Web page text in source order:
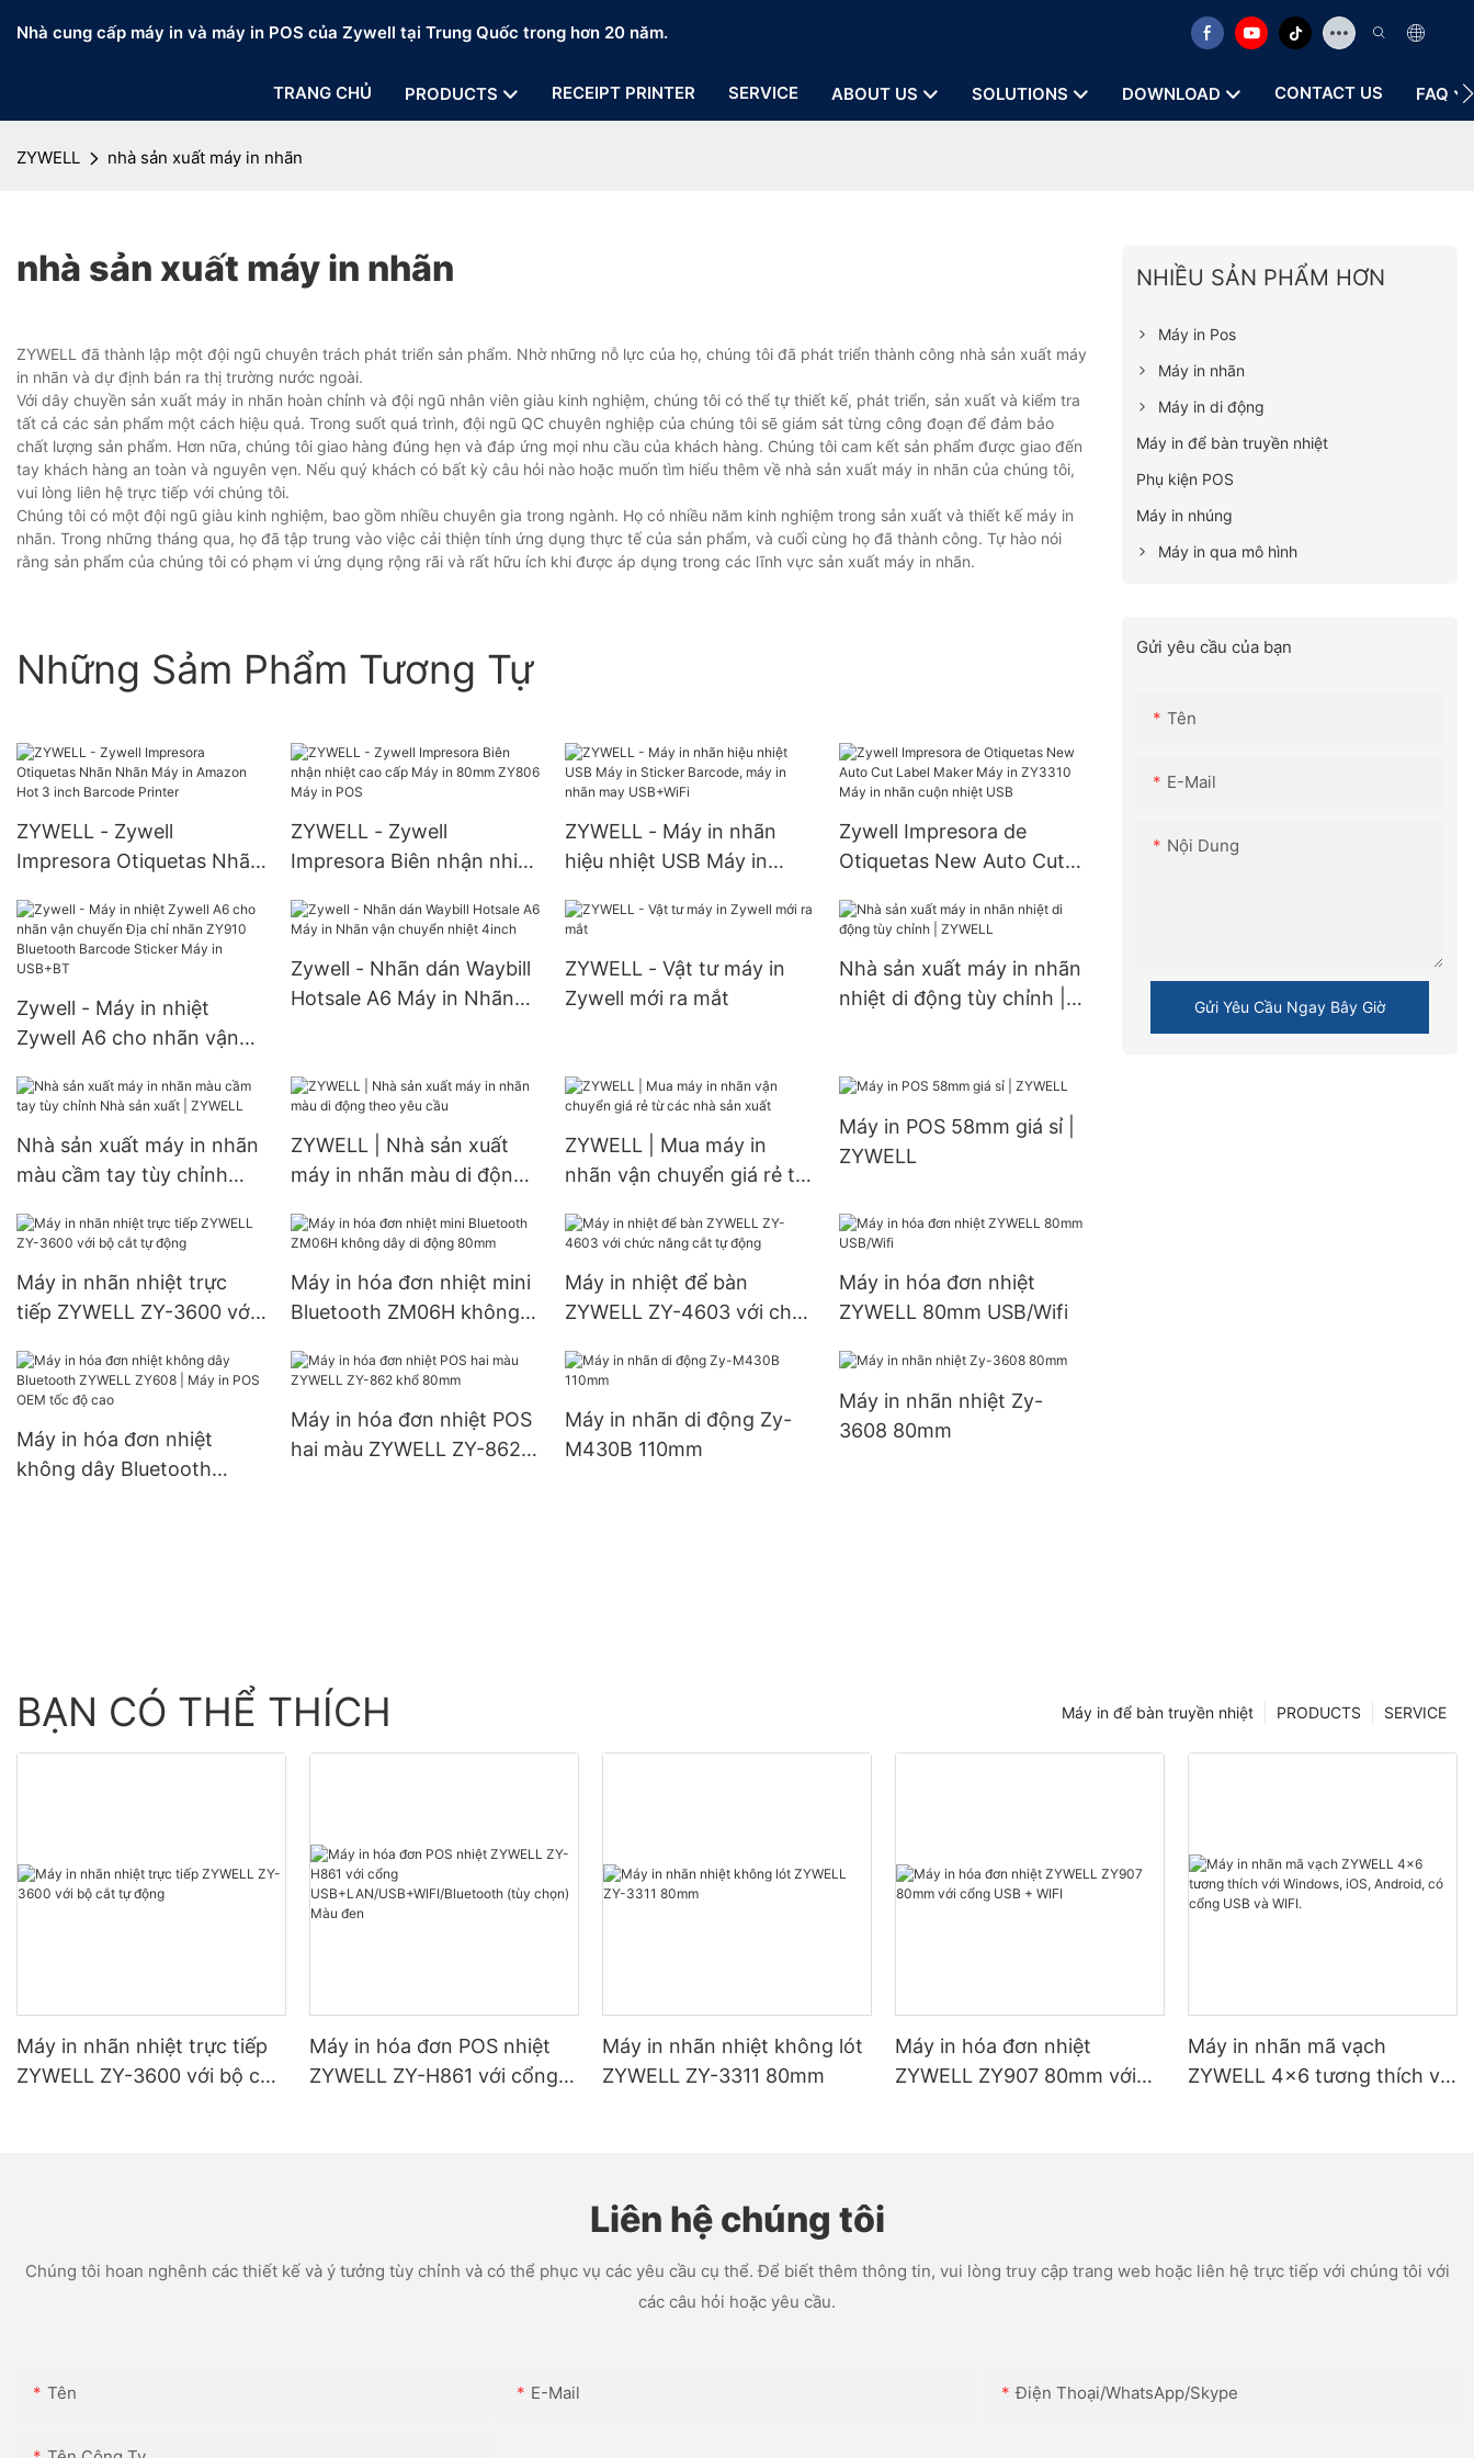
Nhà cung cấp máy in và máy in POS của Zywell tại Trung Quốc trong hơn 20 năm.
TRANG CHỦ PRODUCTS RECEIPT PRINTER SERVICE ABOUT US SOLUTIONS DOWNLOAD CONTACT US FAQ
ZYWELL nhà sản xuất máy in nhãn
nhà sản xuất máy in nhãn
ZYWELL đã thành lập một đội ngũ chuyên trách phát triển sản phẩm. Nhờ những nỗ lực của họ, chúng tôi đã phát triển thành công nhà sản xuất máy
in nhãn và dự định bán ra thị trường nước ngoài.
Với dây chuyền sản xuất máy in nhãn hoàn chỉnh và đội ngũ nhân viên giàu kinh nghiệm, chúng tôi có thể tự thiết kế, phát triển, sản xuất và kiểm tra
tất cả các sản phẩm một cách hiệu quả. Trong suốt quá trình, đội ngũ QC chuyên nghiệp của chúng tôi sẽ giám sát từng công đoạn để đảm bảo
chất lượng sản phẩm. Hơn nữa, chúng tôi giao hàng đúng hẹn và đáp ứng mọi nhu cầu của khách hàng. Chúng tôi cam kết sản phẩm được giao đến
tay khách hàng an toàn và nguyên vẹn. Nếu quý khách có bất kỳ câu hỏi nào hoặc muốn tìm hiểu thêm về nhà sản xuất máy in nhãn của chúng tôi,
vui lòng liên hệ trực tiếp với chúng tôi.
Chúng tôi có một đội ngũ giàu kinh nghiệm, bao gồm nhiều chuyên gia trong ngành. Họ có nhiều năm kinh nghiệm trong sản xuất và thiết kế máy in
nhãn. Trong những tháng qua, họ đã tập trung vào việc cải thiện tính ứng dụng thực tế của sản phẩm, và cuối cùng họ đã thành công. Tự hào nói
rằng sản phẩm của chúng tôi có phạm vi ứng dụng rộng rãi và rất hữu ích khi được áp dụng trong các lĩnh vực sản xuất máy in nhãn.
Những Sảm Phẩm Tương Tự
ZYWELL - Zywell
Impresora Otiquetas Nhãn
3 inch Barcode Printer
ZYWELL - Zywell
Impresora Biên nhận nhiệt
ZY806 Máy in POS
ZYWELL - Máy in nhãn
hiệu nhiệt USB Máy in
nhãn may USB+WiFi
Zywell Impresora de
Otiquetas New Auto Cut
ZY3310 Máy in nhãn cuộn
Zywell - Máy in nhiệt
Zywell A6 cho nhãn vận
ZY910 Bluetooth Barcode
Zywell - Nhãn dán Waybill
Hotsale A6 Máy in Nhãn
ZYWELL - Vật tư máy in
Zywell mới ra mắt
Nhà sản xuất máy in nhãn
nhiệt di động tùy chỉnh |
Nhà sản xuất máy in nhãn
màu cầm tay tùy chỉnh
ZYWELL | Nhà sản xuất
máy in nhãn màu di động
ZYWELL | Mua máy in
nhãn vận chuyển giá rẻ từ
Máy in POS 58mm giá sỉ |
ZYWELL
Máy in nhãn nhiệt trực
tiếp ZYWELL ZY-3600 với
Máy in hóa đơn nhiệt mini
Bluetooth ZM06H không
Máy in nhiệt để bàn
ZYWELL ZY-4603 với chức
Máy in hóa đơn nhiệt
ZYWELL 80mm USB/Wifi
Máy in hóa đơn nhiệt
không dây Bluetooth
Máy in hóa đơn nhiệt POS
hai màu ZYWELL ZY-862
Máy in nhãn di động Zy-
M430B 110mm
Máy in nhãn nhiệt Zy-
3608 80mm
NHIỀU SẢN PHẨM HƠN
Máy in Pos
Máy in nhãn
Máy in di động
Máy in để bàn truyền nhiệt
Phụ kiện POS
Máy in nhúng
Máy in qua mô hình
Gửi yêu cầu của bạn
Tên
E-Mail
Nội Dung
Gửi Yêu Cầu Ngay Bây Giờ
BẠN CÓ THỂ THÍCH SERVICE
PRODUCTS
Máy in để bàn truyền nhiệt
Máy in nhãn nhiệt trực tiếp
ZYWELL ZY-3600 với bộ cắt
Máy in hóa đơn POS nhiệt
ZYWELL ZY-H861 với cổng
Máy in nhãn nhiệt không lót
ZYWELL ZY-3311 80mm
Máy in hóa đơn nhiệt
ZYWELL ZY907 80mm với
Máy in nhãn mã vạch
ZYWELL 4x6 tương thích với
Liên hệ chúng tôi
Chúng tôi hoan nghênh các thiết kế và ý tưởng tùy chỉnh và có thể phục vụ các yêu cầu cụ thể. Để biết thêm thông tin, vui lòng truy cập trang web hoặc liên hệ trực tiếp với chúng tôi với
các câu hỏi hoặc yêu cầu.
Tên E-Mail Điện Thoại/WhatsApp/Skype